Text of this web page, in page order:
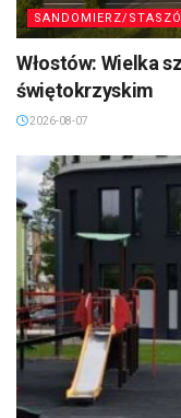
SANDOMIERZ/
Włostów: Wielka
świętokrzyskim
2026-08-07